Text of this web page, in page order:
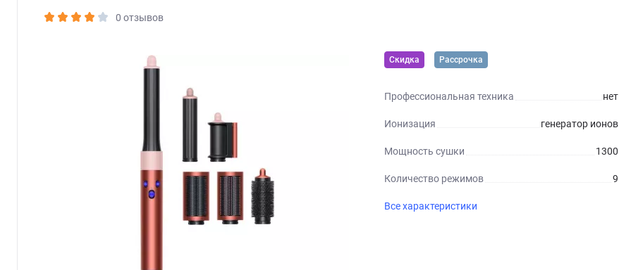
0 отзывов
Скидка Рассрочка
Профессиональная техника нет
Ионизация генератор ионов
Мощность сушки 1300
Количество режимов 9
Все характеристики